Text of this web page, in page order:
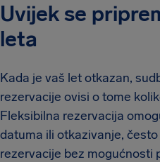
Uvijek se
leta
Kada je vaš let otkazan,
rezervacije ovisi o tome
Fleksibilna rezervacija
datuma ili otkazivanje,
rezervacije bez mogućnosti